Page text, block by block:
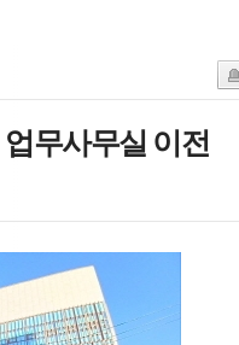
무사무실 이전